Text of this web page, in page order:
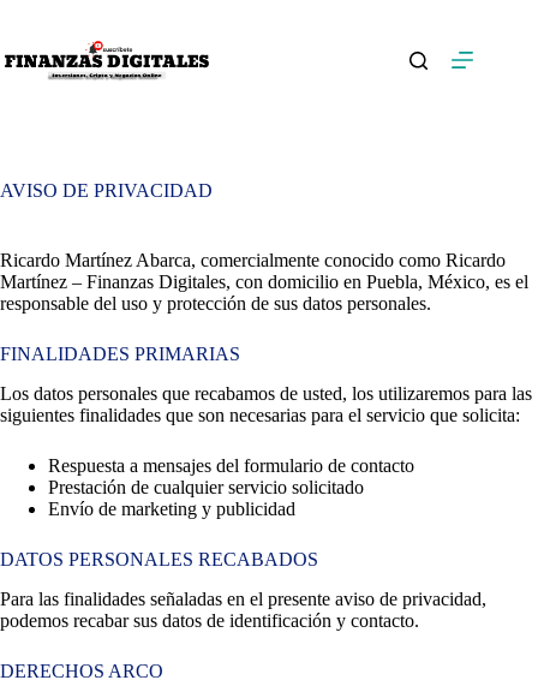
contenido
AVISO DE PRIVACIDAD
Ricardo Martínez Abarca, comercialmente conocido como Ricardo
Martínez – Finanzas Digitales, con domicilio en Puebla, México, es el
responsable del uso y protección de sus datos personales.
FINALIDADES PRIMARIAS
Los datos personales que recabamos de usted, los utilizaremos para las
siguientes finalidades que son necesarias para el servicio que solicita:
Respuesta a mensajes del formulario de contacto
Prestación de cualquier servicio solicitado
Envío de marketing y publicidad
DATOS PERSONALES RECABADOS
Para las finalidades señaladas en el presente aviso de privacidad,
podemos recabar sus datos de identificación y contacto.
DERECHOS ARCO